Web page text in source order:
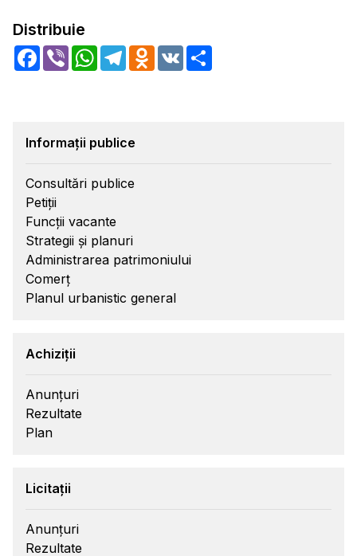
Distribuie
Facebook
Viber WhatsApp
TelegramOdnoklassniki
VK
Informații publice
Consultări publice
Petiții
Funcții vacante
Strategii și planuri
Administrarea patrimoniului
Comerț
Planul urbanistic general
Achiziții
Anunțuri
Rezultate
Plan
Licitații
Anunțuri
Rezultate